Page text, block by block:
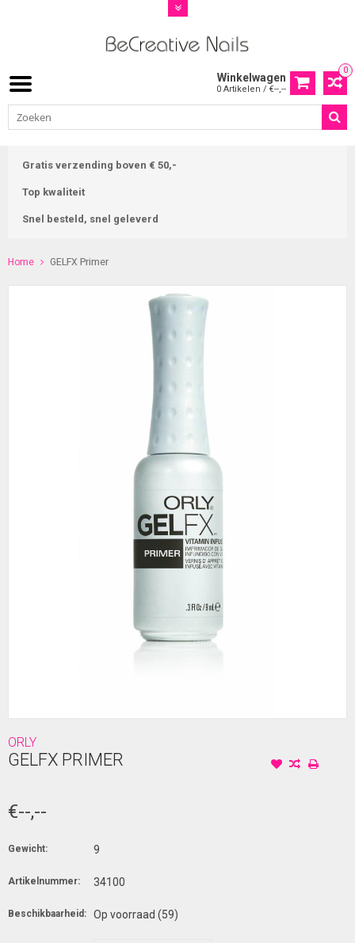
0
Winkelwagen
0 Artikelen / €--,--
Gratis verzending boven € 50,-
Top kwaliteit
Snel besteld, snel geleverd
Home GELFX Primer
ORLY
GELFX PRIMER
€--,--
Gewicht: 9
Artikelnummer: 34100
Beschikbaarheid: Op voorraad (59)